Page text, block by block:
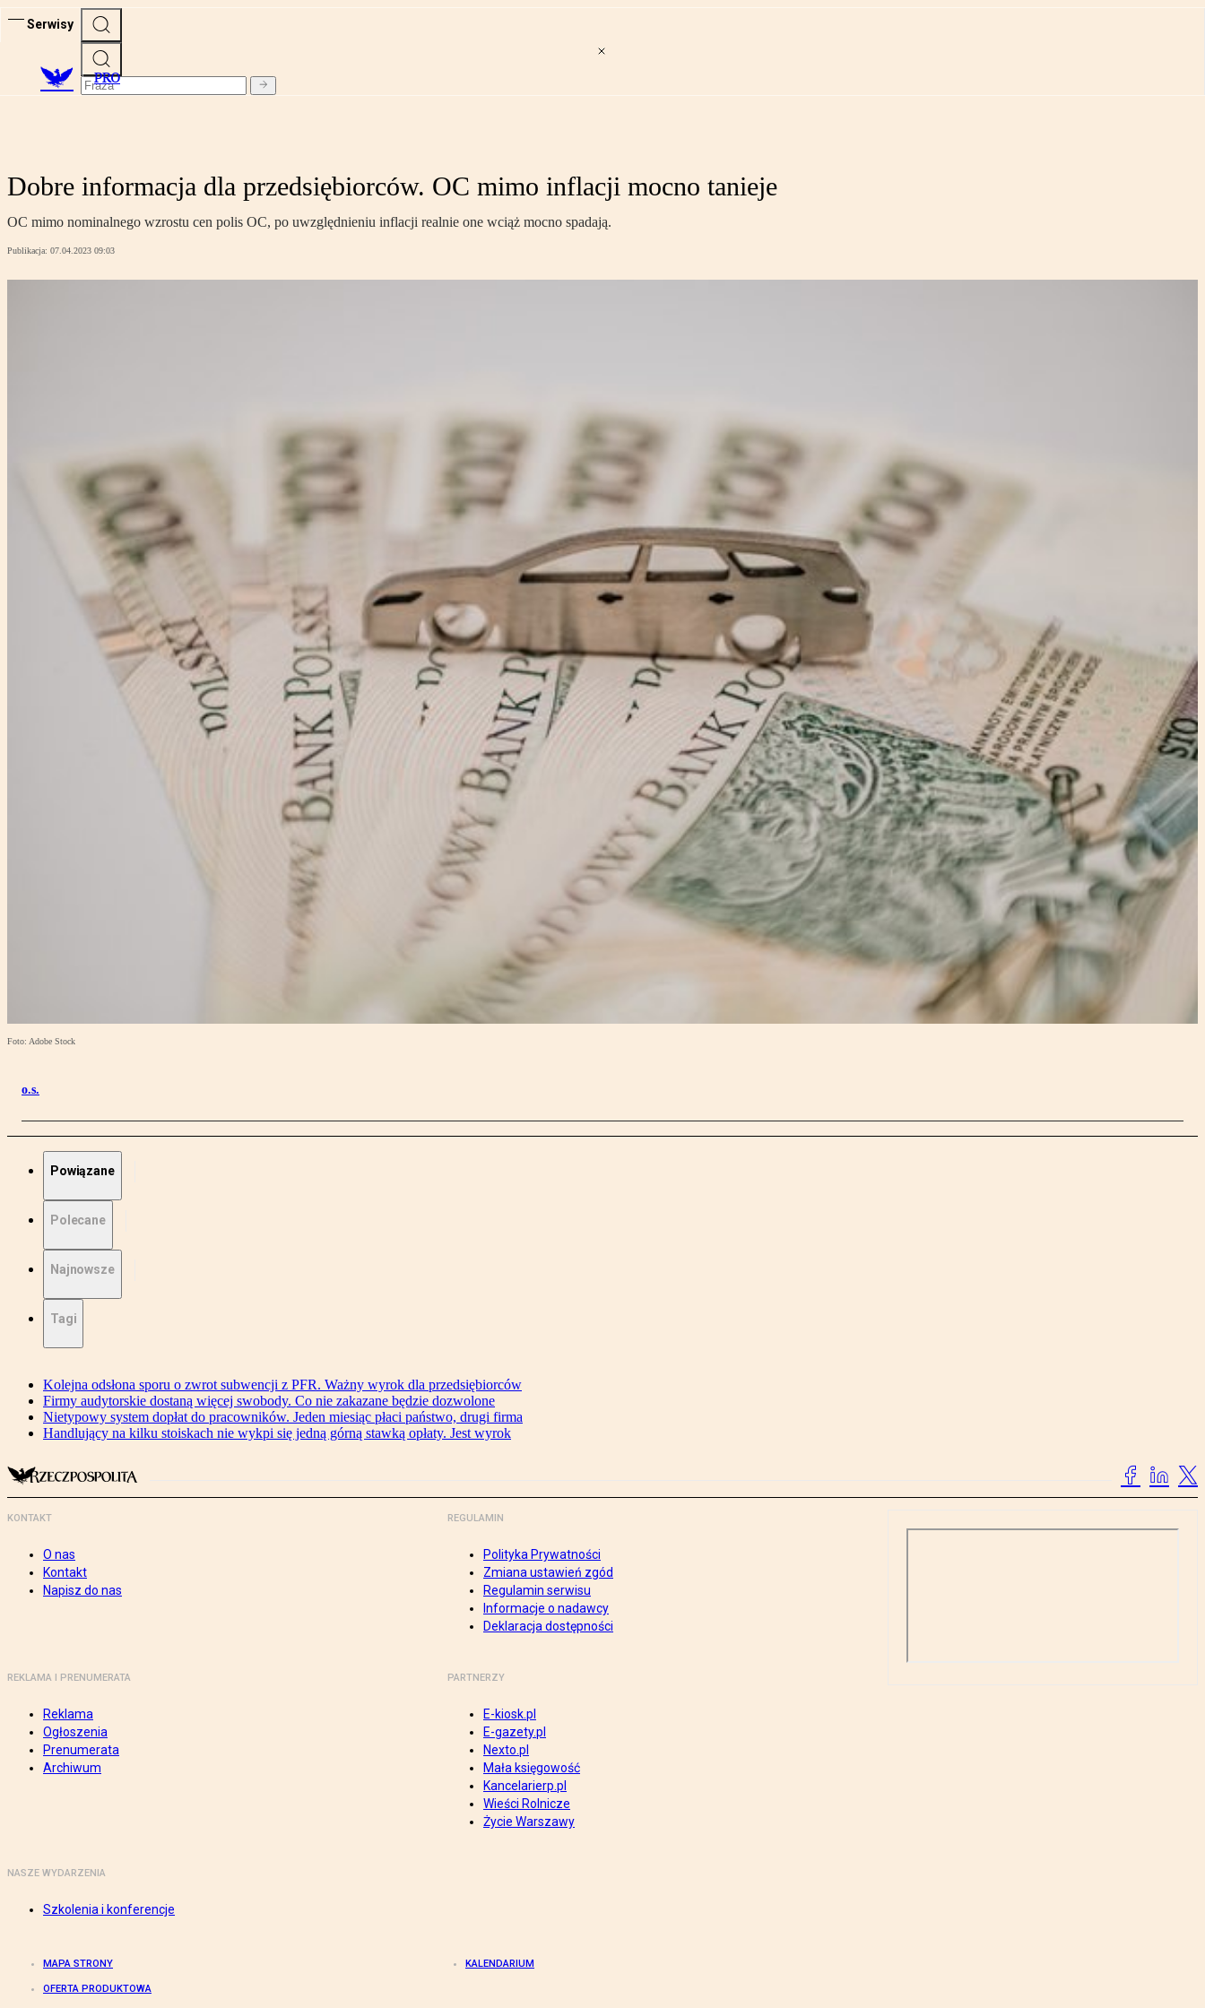
Serwisy
PRO
Dobre informacja dla przedsiębiorców. OC mimo inflacji mocno tanieje
OC mimo nominalnego wzrostu cen polis OC, po uwzględnieniu inflacji realnie one wciąż mocno spadają.
Publikacja: 07.04.2023 09:03
Foto: Adobe Stock
o.s.
Powiązane
Polecane
Najnowsze
Tagi
Kolejna odsłona sporu o zwrot subwencji z PFR. Ważny wyrok dla przedsiębiorców
Firmy audytorskie dostaną więcej swobody. Co nie zakazane będzie dozwolone
Nietypowy system dopłat do pracowników. Jeden miesiąc płaci państwo, drugi firma
Handlujący na kilku stoiskach nie wykpi się jedną górną stawką opłaty. Jest wyrok
KONTAKT
O nas
Kontakt
Napisz do nas
REGULAMIN
Polityka Prywatności
Zmiana ustawień zgód
Regulamin serwisu
Informacje o nadawcy
Deklaracja dostępności
REKLAMA I PRENUMERATA
Reklama
Ogłoszenia
Prenumerata
Archiwum
PARTNERZY
E-kiosk.pl
E-gazety.pl
Nexto.pl
Mała księgowość
Kancelarierp.pl
Wieści Rolnicze
Życie Warszawy
NASZE WYDARZENIA
Szkolenia i konferencje
MAPA STRONY KALENDARIUM
OFERTA PRODUKTOWA